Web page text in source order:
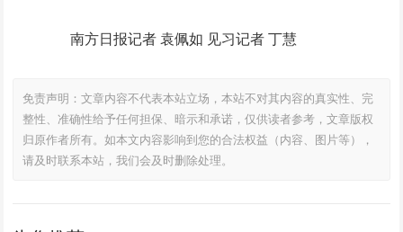
南方日报记者 袁佩如 见习记者 丁慧
免责声明：文章内容不代表本站立场，本站不对其内容的真实性、完
整性、准确性给予任何担保、暗示和承诺，仅供读者参考，文章版权
归原作者所有。如本文内容影响到您的合法权益（内容、图片等），
请及时联系本站，我们会及时删除处理。